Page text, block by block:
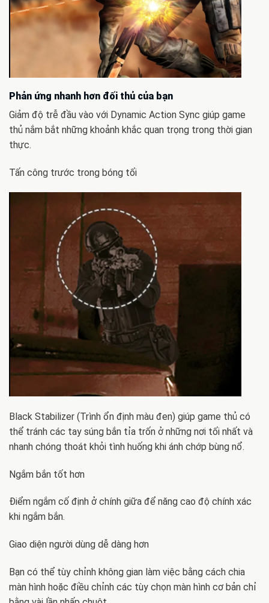
Phản ứng nhanh hơn đối thủ của bạn
Giảm độ trễ đầu vào với Dynamic Action Sync giúp game
thủ nắm bắt những khoảnh khắc quan trọng trong thời gian
thực.
Tấn công trước trong bóng tối
Black Stabilizer (Trình ổn định màu đen) giúp game thủ có
thể tránh các tay súng bắn tỉa trốn ở những nơi tối nhất và
nhanh chóng thoát khỏi tình huống khi ánh chớp bùng nổ.
Ngắm bắn tốt hơn
Điểm ngắm cố định ở chính giữa để năng cao độ chính xác
khi ngắm bắn.
Giao diện người dùng dễ dàng hơn
Bạn có thể tùy chỉnh không gian làm việc bằng cách chia
màn hình hoặc điều chỉnh các tùy chọn màn hình cơ bản chỉ